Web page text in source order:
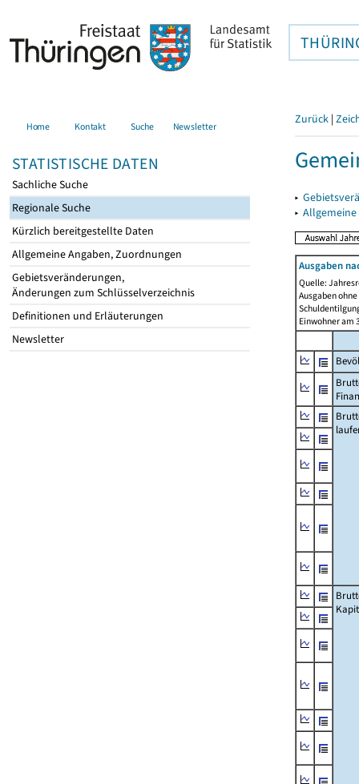
Home Kontakt Suche Newsletter
STATISTISCHE DATEN
Sachliche Suche
Regionale Suche
Kürzlich bereitgestellte Daten
Allgemeine Angaben, Zuordnungen
Gebietsveränderungen,
Änderungen zum Schlüsselverzeichnis
Definitionen und Erläuterungen
Newsletter
Zurück |
▸
▸
Ausgaben
Quelle:
Ausgaben
Einwohner am